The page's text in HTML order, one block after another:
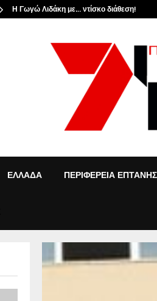
Η Γωγώ Λιδάκη με… ντίσκο διάθεση!
ΕΛΛΑΔΑ ΠΕΡΙΦΕΡΕΙΑ